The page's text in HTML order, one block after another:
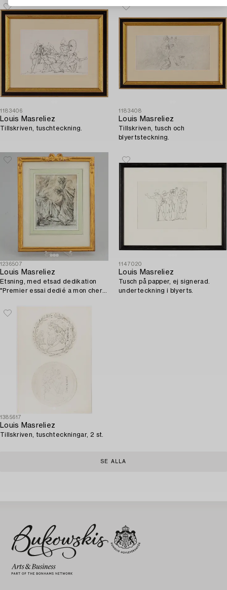
1183406
Louis Masreliez
Tillskriven, tuschteckning.
1183408
Louis Masreliez
Tillskriven, tusch och
blyertsteckning.
1236507
Louis Masreliez
Etsning, med etsad dedikation
"Premier essai dedié a mon cher
1147020
Louis Masreliez
Tusch på papper, ej signerad.
underteckning i blyerts.
1385617
Louis Masreliez
Tillskriven, tuschteckningar, 2 st.
SE ALLA